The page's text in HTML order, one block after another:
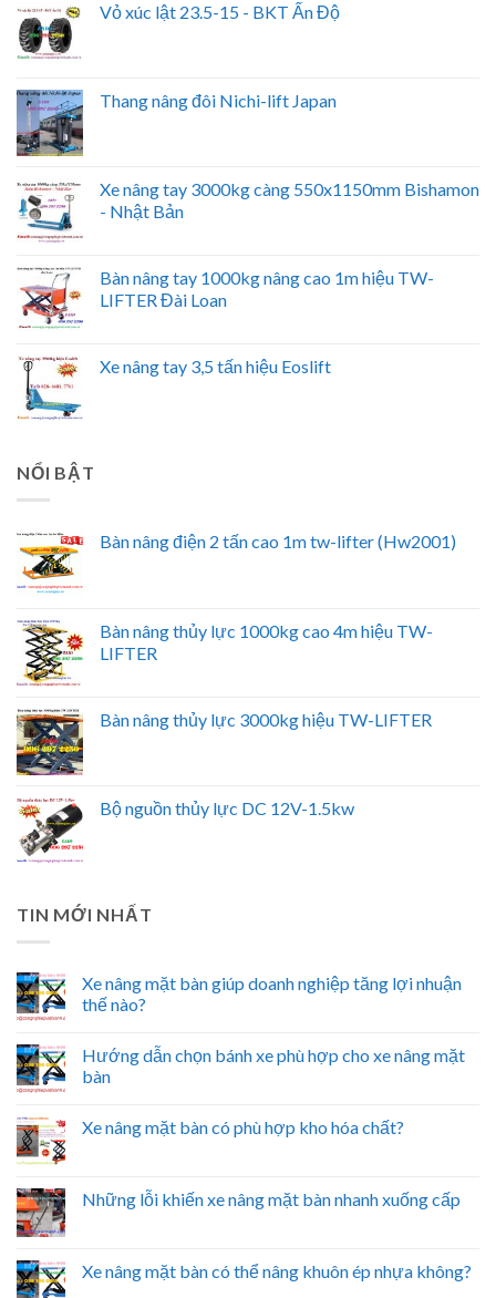
Vỏ xúc lật 23.5-15 - BKT Ấn Độ
Thang nâng đôi Nichi-lift Japan
Xe nâng tay 3000kg càng 550x1150mm Bishamon
- Nhật Bản
Bàn nâng tay 1000kg nâng cao 1m hiệu TW-
LIFTER Đài Loan
Xe nâng tay 3,5 tấn hiệu Eoslift
NỔI BẬT
Bàn nâng điện 2 tấn cao 1m tw-lifter (Hw2001)
Bàn nâng thủy lực 1000kg cao 4m hiệu TW-
LIFTER
Bàn nâng thủy lực 3000kg hiệu TW-LIFTER
Bộ nguồn thủy lực DC 12V-1.5kw
TIN MỚI NHẤT
Xe nâng mặt bàn giúp doanh nghiệp tăng lợi nhuận
thế nào?
Hướng dẫn chọn bánh xe phù hợp cho xe nâng mặt
bàn
Xe nâng mặt bàn có phù hợp kho hóa chất?
Những lỗi khiến xe nâng mặt bàn nhanh xuống cấp
Xe nâng mặt bàn có thể nâng khuôn ép nhựa không?